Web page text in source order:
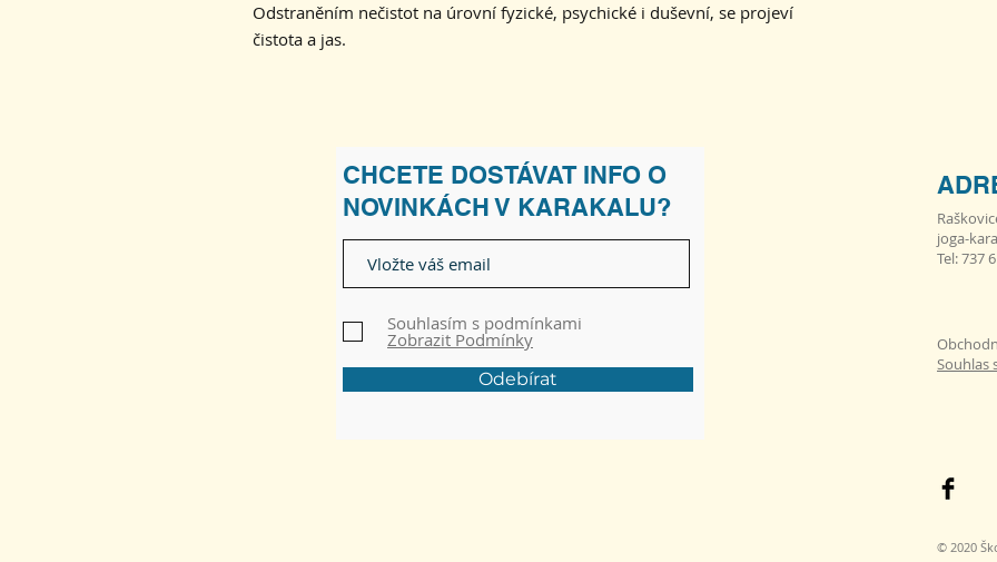
Odstraněním nečistot na úrovní fyzické, psychické i duševní, se projeví
čistota a jas.
CHCETE DOSTÁVAT INFO O
NOVINKÁCH V KARAKALU?
Souhlasím s podmínkami
Zobrazit Podmínky
Odebírat
joga-
Tel: 737
Souhlas
© 2020